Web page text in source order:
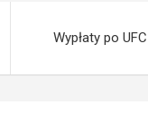
Wypłaty po